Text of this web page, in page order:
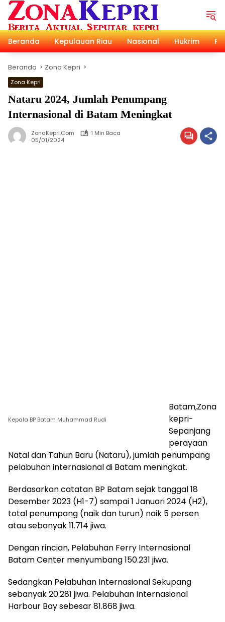
Langsung
konten
Beranda
Kepulauan Riau Nasional Hukrim
Beranda Zona Kepri
Zona Kepri
Nataru 2024, Jumlah Penumpang
Internasional di Batam Meningkat
ZonaKepri.com
1 Min Baca
05/01/2024
Kepala BP Batam Muhammad Rudi
Batam,Zona
kepri-
Sepanjang
perayaan
Natal dan Tahun Baru (Nataru), jumlah penumpang
pelabuhan internasional di Batam meningkat.
Berdasarkan catatan BP Batam sejak tanggal 18
Desember 2023 (H1-7) sampai 1 Januari 2024 (H2),
total penumpang (naik dan turun) naik 5 persen
atau sebanyak 11.714 jiwa.
Dengan rincian, Pelabuhan Ferry Internasional
Batam Center menyumbang 150.231 jiwa.
Sedangkan Pelabuhan Internasional Sekupang
sebanyak 20.281 jiwa. Pelabuhan Internasional
Harbour Bay sebesar 81.868 jiwa.